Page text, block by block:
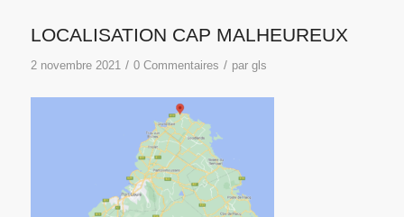
LOCALISATION CAP MALHEUREUX
2 novembre 2021 / 0 Commentaires / par gls